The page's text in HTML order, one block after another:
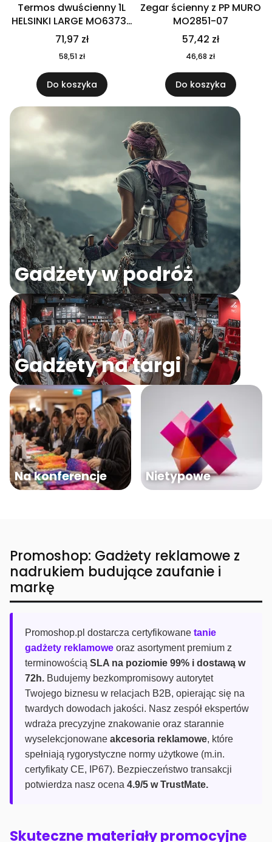
Termos dwuścienny 1L
HELSINKI LARGE MO6373-
04
71,97 zł
58,51 zł
Do koszyka
Zegar ścienny z PP MURO
MO2851-07
57,42 zł
46,68 zł
Do koszyka
Gadżety w podróż
Gadżety na targi
Na konferencje Nietypowe
Promoshop: Gadżety reklamowe z
nadrukiem budujące zaufanie i
markę
Promoshop.pl dostarcza certyfikowane tanie
gadżety reklamowe oraz asortyment premium z
terminowością SLA na poziomie 99% i dostawą w
72h. Budujemy bezkompromisowy autorytet
Twojego biznesu w relacjach B2B, opierając się na
twardych dowodach jakości. Nasz zespół ekspertów
wdraża precyzyjne znakowanie oraz starannie
wyselekcjonowane akcesoria reklamowe, które
spełniają rygorystyczne normy użytkowe (m.in.
certyfikaty CE, IP67). Bezpieczeństwo transakcji
potwierdza nasz ocena 4.9/5 w TrustMate.
Skuteczne materiały promocyjne